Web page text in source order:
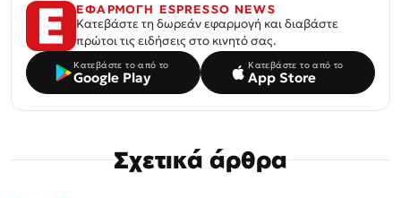
ΕΦΑΡΜΟΓΗ ESPRESSO NEWS
Κατεβάστε τη δωρεάν εφαρμογή και διαβάστε
πρώτοι τις ειδήσεις στο κινητό σας.
Κατεβάστε το από το
Google Play
Κατεβάστε το από το
App Store
Σχετικά άρθρα